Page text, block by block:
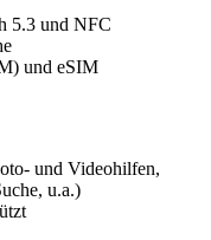
5.3 und NFC
und eSIM
und Videohilfen,
u.a.)